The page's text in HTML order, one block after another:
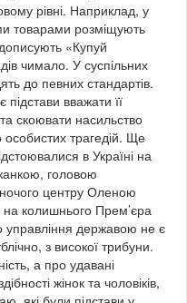
рівні. Наприклад, у
товарами розміщують
«Купуй
чимало. У суспільних
до певних стандартів.
вважати її
скоювати насильство
трагедій. Ще
в Україні на
головою
центру Оленою
колишнього Прем’єра
управління державою не є
з високої трибуни.
а про удавані
жінок та чоловіків,